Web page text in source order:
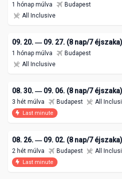
1 hónap múlva
Budapest
All Inclusive
09. 20. ― 09. 27. (8 nap/7 éjszaka)
1 hónap múlva
Budapest
All Inclusive
08. 30. ― 09. 06. (8 nap/7 éjszaka)
3 hét múlva Budapest All
Last minute
08. 26. ― 09. 02. (8 nap/7 éjszaka)
2 hét múlva Budapest All
Last minute